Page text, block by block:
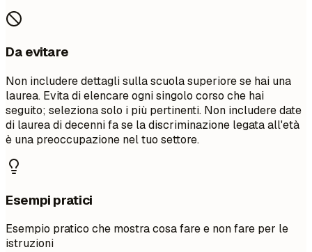
Da evitare
Non includere dettagli sulla scuola superiore se hai una
laurea. Evita di elencare ogni singolo corso che hai
seguito; seleziona solo i più pertinenti. Non includere date
di laurea di decenni fa se la discriminazione legata all'età
è una preoccupazione nel tuo settore.
Esempi pratici
Esempio pratico che mostra cosa fare e non fare per le
istruzioni